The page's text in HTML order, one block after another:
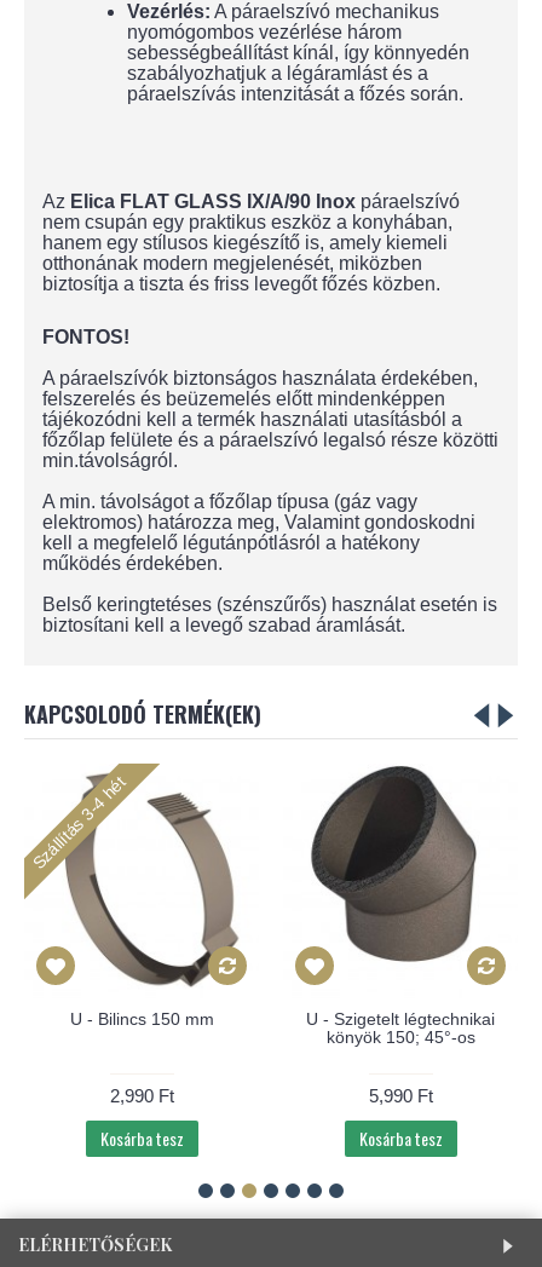
Vezérlés: A páraelszívó mechanikus
nyomógombos vezérlése három
sebességbeállítást kínál, így könnyedén
szabályozhatjuk a légáramlást és a
páraelszívás intenzitását a főzés során.
Az Elica FLAT GLASS IX/A/90 Inox páraelszívó
nem csupán egy praktikus eszköz a konyhában,
hanem egy stílusos kiegészítő is, amely kiemeli
otthonának modern megjelenését, miközben
biztosítja a tiszta és friss levegőt főzés közben.
FONTOS!
A páraelszívók biztonságos használata érdekében,
felszerelés és beüzemelés előtt mindenképpen
tájékozódni kell a termék használati utasításból a
főzőlap felülete és a páraelszívó legalsó része közötti
min.távolságról.
A min. távolságot a főzőlap típusa (gáz vagy
elektromos) határozza meg, Valamint gondoskodni
kell a megfelelő légutánpótlásról a hatékony
működés érdekében.
Belső keringtetéses (szénszűrős) használat esetén is
biztosítani kell a levegő szabad áramlását.
KAPCSOLODÓ TERMÉK(EK)
Szállítás 3-4 hét
U - Bilincs 150 mm
2,990 Ft
Kosárba tesz
U - Szigetelt légtechnikai
könyök 150; 45°-os
5,990 Ft
Kosárba tesz
ELÉRHETŐSÉGEK